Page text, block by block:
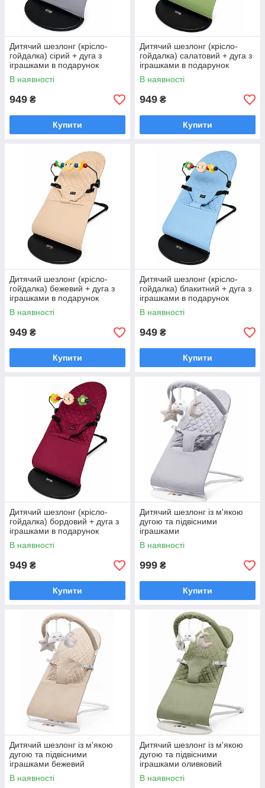
Дитячий шезлонг (крісло-
гойдалка) сірий + дуга з
іграшками в подарунок
В наявності
949 ₴
Купити
Дитячий шезлонг (крісло-
гойдалка) салатовий + дуга з
іграшками в подарунок
В наявності
949 ₴
Купити
Дитячий шезлонг (крісло-
гойдалка) бежевий + дуга з
іграшками в подарунок
В наявності
949 ₴
Купити
Дитячий шезлонг (крісло-
гойдалка) блакитний + дуга з
іграшками в подарунок
В наявності
949 ₴
Купити
Дитячий шезлонг (крісло-
гойдалка) бордовий + дуга з
іграшками в подарунок
В наявності
949 ₴
Купити
Дитячий шезлонг із м'якою
дугою та підвісними
іграшками
В наявності
999 ₴
Купити
Дитячий шезлонг із м'якою
дугою та підвісними
іграшками бежевий
В наявності
Дитячий шезлонг із м'якою
дугою та підвісними
іграшками оливковий
В наявності